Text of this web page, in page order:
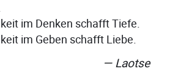
im Denken schafft Tiefe.
im Geben schafft Liebe.
Laotse